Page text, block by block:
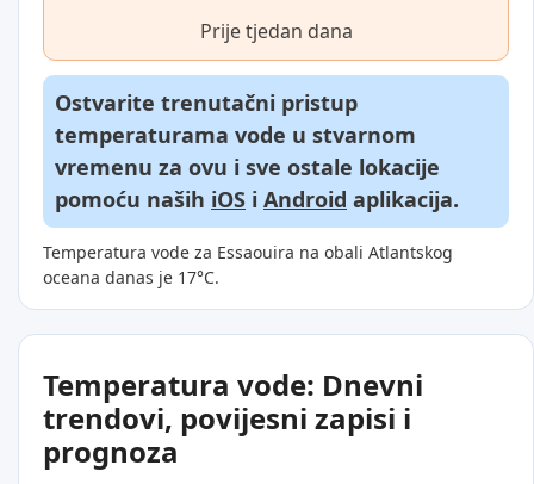
Prije tjedan dana
Ostvarite trenutačni pristup
temperaturama vode u stvarnom
vremenu za ovu i sve ostale lokacije
pomoću naših iOS i Android aplikacija.
Temperatura vode za Essaouira na obali Atlantskog
oceana danas je 17°C.
Temperatura vode: Dnevni
trendovi, povijesni zapisi i
prognoza